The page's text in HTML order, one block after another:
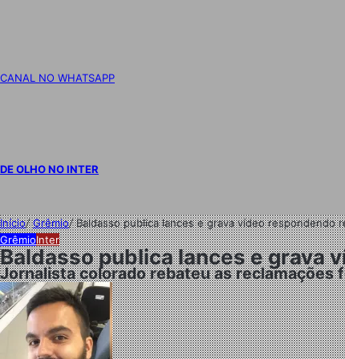
CANAL NO WHATSAPP
DE OLHO NO INTER
Início/Grêmio/Baldasso publica lances e grava vídeo respondendo
GrêmioInter
Baldasso publica lances e grava
Jornalista colorado rebateu as